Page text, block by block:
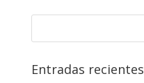
Entradas recientes